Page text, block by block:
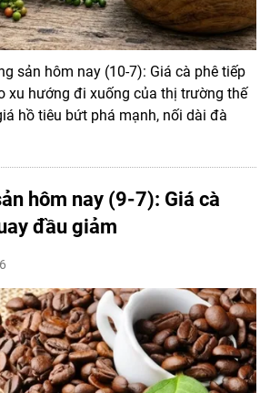
sản hôm nay (10-7): Giá cà phê tiếp
xu hướng đi xuống của thị trường thế
hồ tiêu bứt phá mạnh, nối dài đà
hôm nay (9-7): Giá cà
đầu giảm